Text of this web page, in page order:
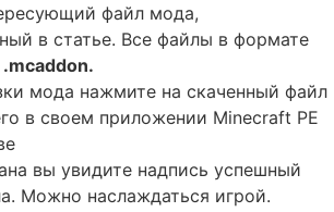
файл мода,
в статье. Все файлы в формате
.mcaddon.
мода нажмите на скаченный файл
в своем приложении Minecraft PE
вы увидите надпись успешный
Можно наслаждаться игрой.